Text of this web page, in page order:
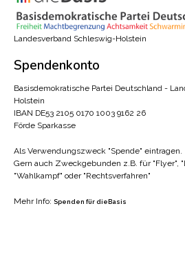
Landesverband Schleswig-Holstein
Spendenkonto
Basisdemokratische Partei Deutschland -
Holstein
IBAN DE53 2105 0170 1003 9162 26
Förde Sparkasse
Als Verwendungszweck "Spende" eintragen.
Gern auch Zweckgebunden z.B. für "Flyer",
"Wahlkampf" oder "Rechtsverfahren"
Mehr Info: Spenden für dieBasis